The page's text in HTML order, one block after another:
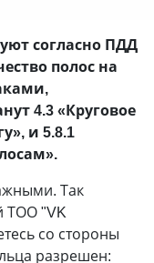
согласно ПДД
полос на
4.3 «Круговое
и 5.8.1
Так
ТОО "VK
со стороны
разрешен: